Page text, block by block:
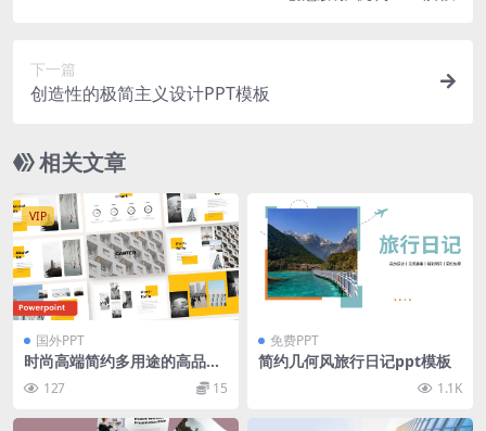
下一篇
创造性的极简主义设计PPT模板
相关文章
VIP
国外PPT
时尚高端简约多用途的高品质
提案powerpoint幻灯片演示
模板（pptx）
127 15
免费PPT
简约几何风旅行日记ppt模板
1.1K